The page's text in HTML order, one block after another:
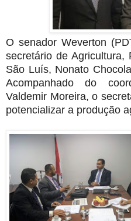
O senador Weverton
secretário de Agricultura,
São Luís, Nonato
Acompanhado do
Valdemir Moreira, o
potencializar a produção